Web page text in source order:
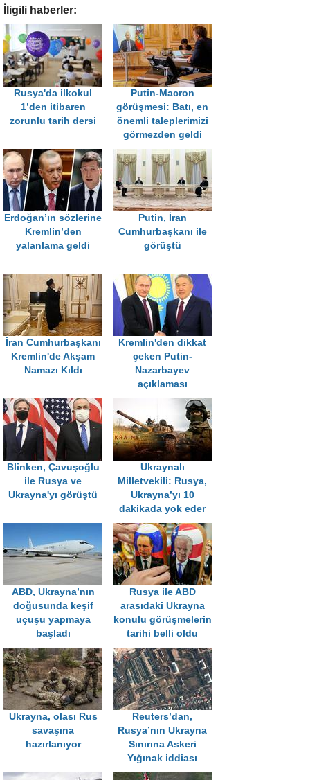
İligili haberler:
Rusya'da ilkokul
1’den itibaren
zorunlu tarih dersi
Putin-Macron
görüşmesi: Batı, en
önemli taleplerimizi
görmezden geldi
Erdoğan’ın sözlerine
Kremlin’den
yalanlama geldi
Putin, İran
Cumhurbaşkanı ile
görüştü
İran Cumhurbaşkanı
Kremlin'de Akşam
Namazı Kıldı
Kremlin'den dikkat
çeken Putin-
Nazarbayev
açıklaması
Blinken, Çavuşoğlu
ile Rusya ve
Ukrayna'yı görüştü
Ukraynalı
Milletvekili: Rusya,
Ukrayna’yı 10
dakikada yok eder
ABD, Ukrayna’nın
doğusunda keşif
uçuşu yapmaya
başladı
Rusya ile ABD
arasıdaki Ukrayna
konulu görüşmelerin
tarihi belli oldu
Ukrayna, olası Rus
savaşına
hazırlanıyor
Reuters’dan,
Rusya’nın Ukrayna
Sınırına Askeri
Yığınak iddiası